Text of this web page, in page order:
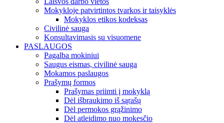
Mokykloje patvirtintos tvarkos ir taisyklės
Mokyklos etikos kodeksas
Civilinė sauga
Konsultavimasis su visuomene
PASLAUGOS
Pagalba mokiniui
Saugus eismas, civilinė sauga
Mokamos paslaugos
Prašymų formos
Prašymas priimti į mokyklą
Dėl išbraukimo iš sąrašų
Dėl permokos grąžinimo
Dėl atleidimo nuo mokesčio